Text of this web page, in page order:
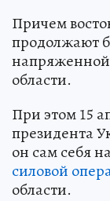
Причем
продолжают
напряженной
области.
При этом 15
президента
он сам себя
силовой
области.